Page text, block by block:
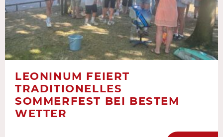
LEONINUM FEIERT
TRADITIONELLES
SOMMERFEST BEI BESTEM
WETTER